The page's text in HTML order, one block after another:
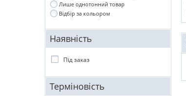
Лише однотонний товар
Відбір за кольором
Наявність
Під заказ
Терміновість